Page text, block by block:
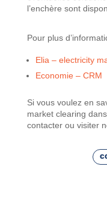
l’enchère sont
Pour plus
Elia – electricity
Economie – CRM
Si vous voulez en
market clearing
contacter ou visiter